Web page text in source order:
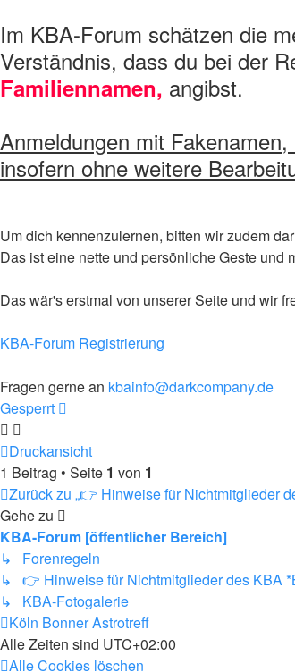
Im KBA-Forum schätzen die
Verständnis, dass du bei der
Familiennamen, angibst.
Anmeldungen mit
insofern ohne weitere
Um dich kennenzulernen, bitten wir zudem
Das ist eine nette und persönliche Geste und
Das wär's erstmal von unserer Seite und wir
KBA-Forum Registrierung
Fragen gerne an kbainfo@darkcompany.de
Gesperrt
Druckansicht
1 Beitrag • Seite 1 von 1
Zurück zu „👉 Hinweise für Nichtmitglieder
Gehe zu
KBA-Forum [öffentlicher Bereich]
↳ Forenregeln
↳ 👉 Hinweise für Nichtmitglieder des KBA
↳ KBA-Fotogalerie
Köln Bonner Astrotreff
Alle Zeiten sind UTC+02:00
Alle Cookies löschen